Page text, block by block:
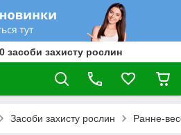
засоби захисту рослин
Засоби захисту рослин Ранне-